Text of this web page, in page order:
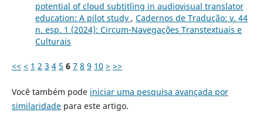
potential of cloud subtitling in audiovisual translator
education: A pilot study , Cadernos de Tradução: v. 44
n. esp. 1 (2024): Circum-Navegações Transtextuais e
Culturais
<< < 1 2 3 4 5 6 7 8 9 10 > >>
Você também pode iniciar uma pesquisa avançada por
similaridadepara este artigo.